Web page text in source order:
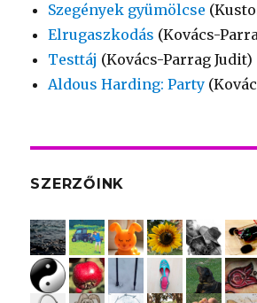
Szegények gyümölcse
Elrugaszkodás (Kovács-
Testtáj (Kovács-Parrag Judit)
Aldous Harding: Party
SZERZŐINK